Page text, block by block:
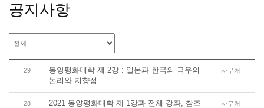
공지사항
29
몽양평화대학 제 2강 : 일본과 한국의 극우의
논리와 지향점
사무처
28
2021 몽양평화대학 제 1강과 전체 강좌, 참조
사무처